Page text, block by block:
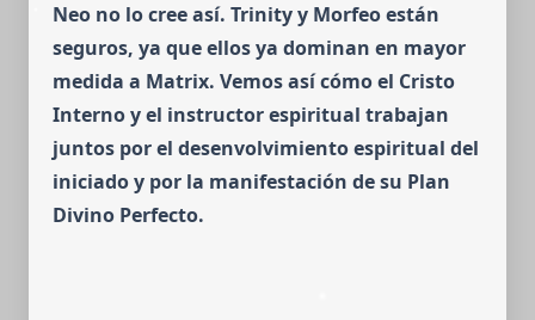
Neo no lo cree así. Trinity y Morfeo están
seguros, ya que ellos ya dominan en mayor
medida a Matrix. Vemos así cómo el Cristo
Interno y el instructor espiritual trabajan
juntos por el desenvol­vi­miento espi­ritual del
iniciado y por la manifestación de su Plan
Divino Perfecto.